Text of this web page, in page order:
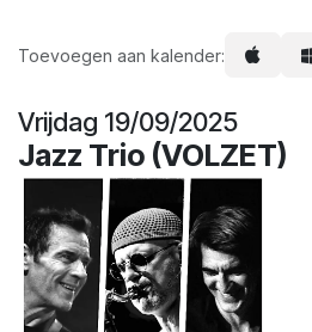
Toevoegen aan kalender:
Vrijdag 19/09/2025
Jazz Trio (VOLZET)